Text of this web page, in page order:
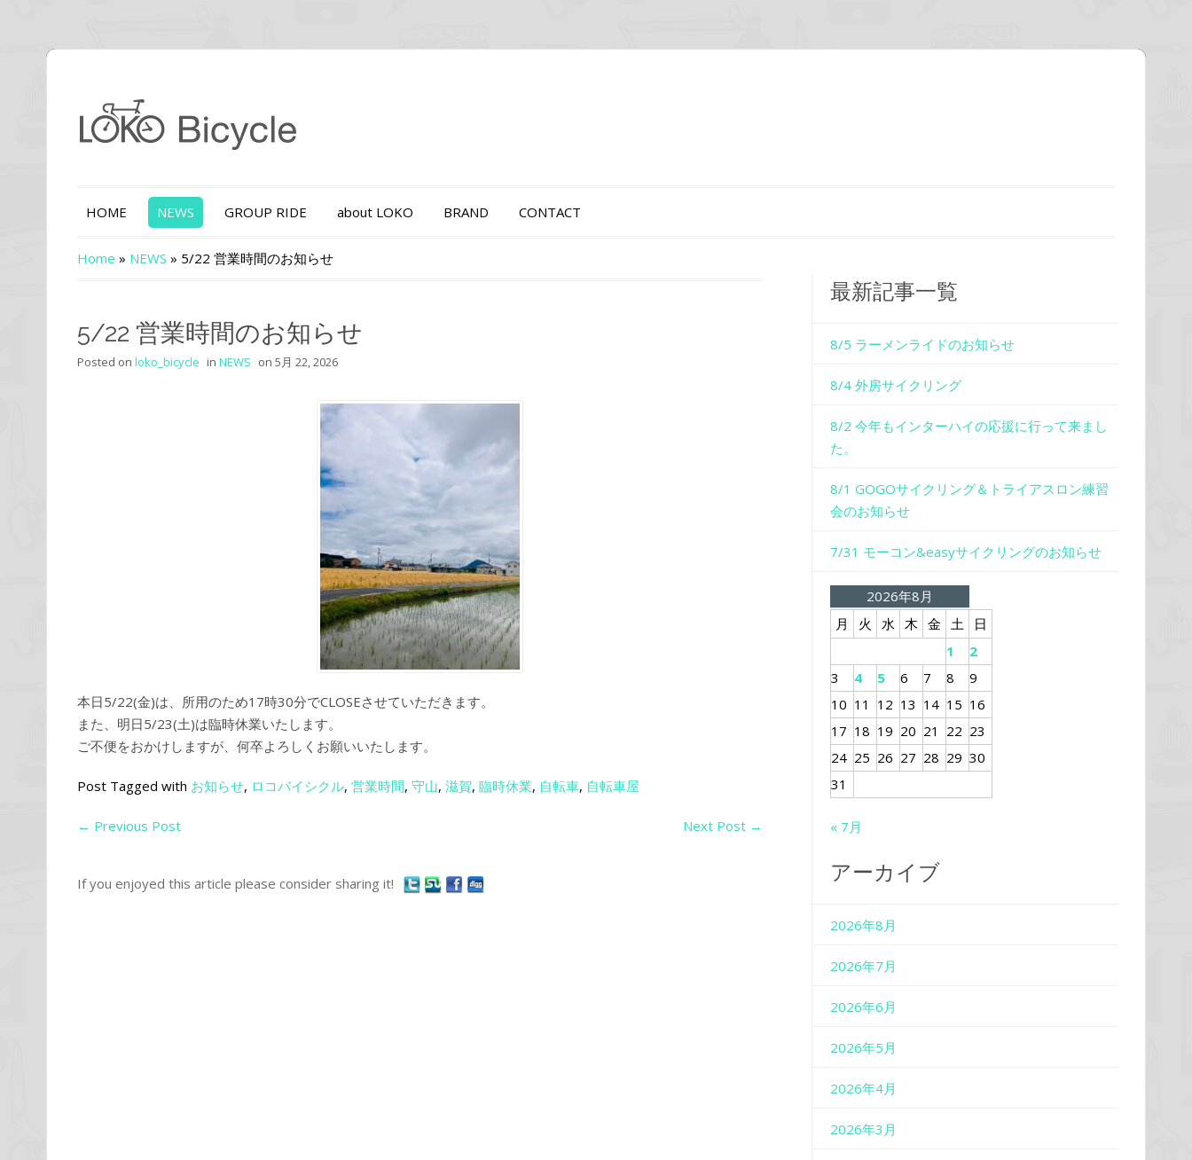
HOME NEWS GROUP RIDE about LOKO BRAND CONTACT
Home » NEWS » 5/22 営業時間のお知らせ
5/22 営業時間のお知らせ
Posted on loko_bicycle in NEWS on 5月 22, 2026
本日5/22(金)は、所用のため17時30分でCLOSEさせていただきます。
また、明日5/23(土)は臨時休業いたします。
ご不便をおかけしますが、何卒よろしくお願いいたします。
Post Tagged with お知らせ, ロコバイシクル, 営業時間, 守山, 滋賀, 臨時休業, 自転車, 自転車屋
← Previous Post Next Post →
If you enjoyed this article please consider sharing it!
最新記事一覧
8/5 ラーメンライドのお知らせ
8/4 外房サイクリング
8/2 今年もインターハイの応援に行って来まし
た。
8/1 GOGOサイクリング＆トライアスロン練習
会のお知らせ
7/31 モーコン&easyサイクリングのお知らせ
2026年8月
月
火 水 木 金 土
日
1
2
3
4 5 6 7 8
9
10 11 12 13 14 15 16
17 18 19 20 21 22 23
24 25 26 27 28 29 30
31
« 7月
アーカイブ
2026年8月
2026年7月
2026年6月
2026年5月
2026年4月
2026年3月